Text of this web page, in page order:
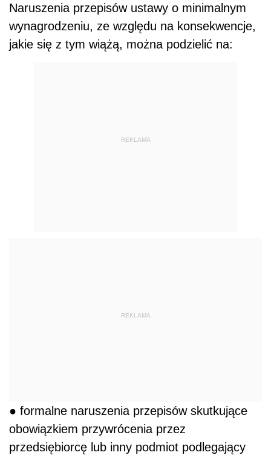
Naruszenia przepisów ustawy o minimalnym
wynagrodzeniu, ze względu na konsekwencje,
jakie się z tym wiążą, można podzielić na:
REKLAMA
REKLAMA
● formalne naruszenia przepisów skutkujące
obowiązkiem przywrócenia przez
przedsiębiorcę lub inny podmiot podlegający